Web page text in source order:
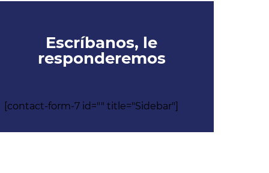
Escríbanos, le
responderemos
[contact-form-7 id="" title="Sidebar"]